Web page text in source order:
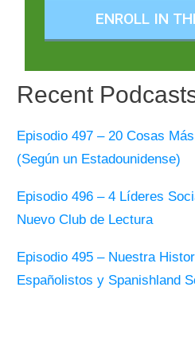
ENROLL IN
Recent
Episodio 497 – 20 Cosas
(Según un Estadounidense)
Episodio 496 – 4 Líderes
Nuevo Club de Lectura
Episodio 495 – Nuestra
Españolistos y Spanishland